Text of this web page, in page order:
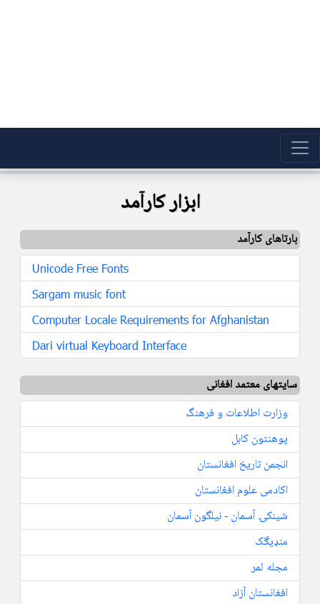
ابزار کارآمد
بارتاهای کارآمد
Unicode Free Fonts
Sargam music font
Computer Locale Requirements for Afghanistan
Dari virtual Keyboard Interface
سایتهای معتمد افغانی
وزارت اطلاعات و فرهنگ
پوهنتون کابل
انجمن تاریخ افغانستان
اکادمی علوم افغانستان
شینکۍ آسمان - نیلگون آسمان
منډیڰک
مجله لمر
افغانستان آزاد